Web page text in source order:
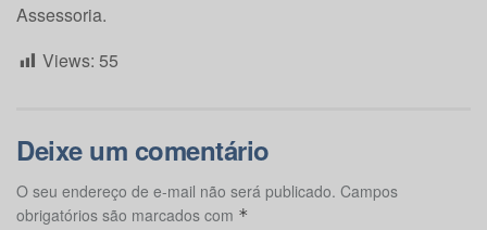
Assessoria.
Views: 55
Deixe um comentário
O seu endereço de e-mail não será publicado. Campos
obrigatórios são marcados com *